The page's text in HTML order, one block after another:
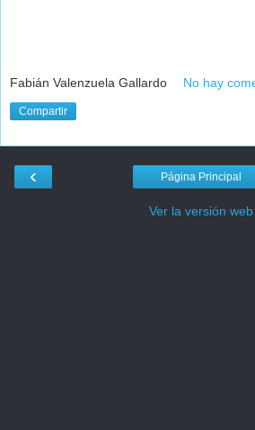
Fabián Valenzuela Gallardo No hay
Compartir
‹ Página Principal
Ver la versión web